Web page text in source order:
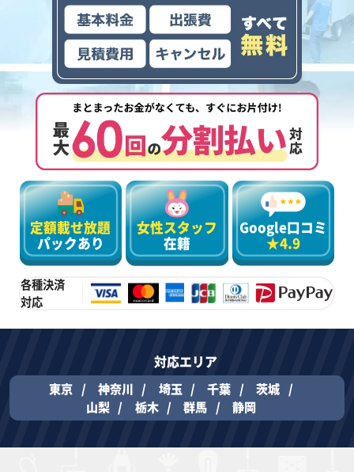
定額載せ放題
パックあり
女性スタッフ
在籍
Google口コミ
★4.9
各種決済
対応
対応エリア
東京 神奈川 埼玉 千葉
茨城
山梨
栃木 群馬 静岡